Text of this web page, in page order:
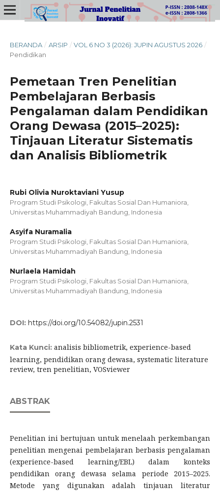
BERANDA / ARSIP / VOL 6 NO 3 (2026): JUPIN AGUSTUS 2026 /
Pendidikan
Pemetaan Tren Penelitian
Pembelajaran Berbasis
Pengalaman dalam Pendidikan
Orang Dewasa (2015–2025):
Tinjauan Literatur Sistematis
dan Analisis Bibliometrik
Rubi Olivia Nuroktaviani Yusup
Program Studi Psikologi, Fakultas Sosial Dan Humaniora,
Universitas Muhammadiyah Bandung, Indonesia
Asyifa Nuramalia
Program Studi Psikologi, Fakultas Sosial Dan Humaniora,
Universitas Muhammadiyah Bandung, Indonesia
Nurlaela Hamidah
Program Studi Psikologi, Fakultas Sosial Dan Humaniora,
Universitas Muhammadiyah Bandung, Indonesia
DOI: https://doi.org/10.54082/jupin.2531
Kata Kunci: analisis bibliometrik, experience-based
learning, pendidikan orang dewasa, systematic literature
review, tren penelitian, VOSviewer
ABSTRAK
Penelitian ini bertujuan untuk menelaah perkembangan
penelitian mengenai pembelajaran berbasis pengalaman
(experience-based learning/EBL) dalam konteks
pendidikan orang dewasa selama periode 2015–2025.
Metode yang digunakan adalah tinjauan literatur